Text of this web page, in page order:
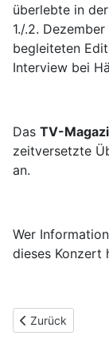
überlebte in
1./.2.
begleiteten
Interview bei
Das TV-
zeitversetzte
an.
Wer
dieses Konzert
Vorheriger
Zurück